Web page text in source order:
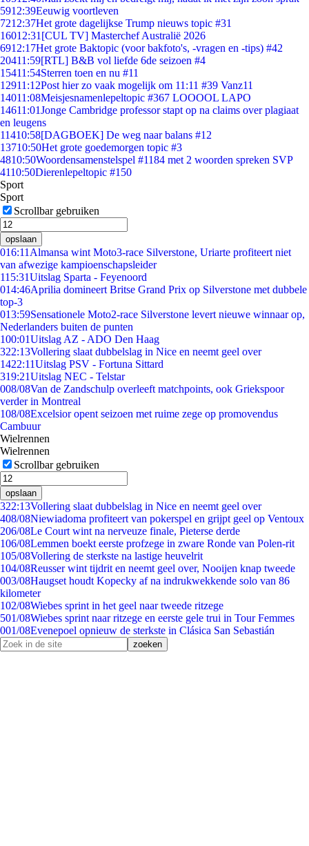
5912:39Eeuwig voortleven
7212:37Het grote dagelijkse Trump nieuws topic #31
16012:31 [CUL TV] Masterchef Australië 2026
6912:17Het grote Baktopic (voor bakfoto's, -vragen en -tips) #42
20411:59[RTL] B&B vol liefde 6de seizoen #4
15411:54Sterren toen en nu #11
12911:12Post hier zo vaak mogelijk om 11:11 #39 Vanz11
14011:08Meisjesnamenlepeltopic #367 LOOOOL LAPO
14611:01Jonge Cambridge professor stapt op na claims over plagiaat
en leugens
11410:58[DAGBOEK] De weg naar balans #12
13710:50Het grote goedemorgen topic #3
4810:50Woordensamenstelspel #1184 met 2 woorden spreken SVP
4110:50Dierenlepeltopic #150
Sport
Sport
Scrollbar gebruiken
opslaan
016:11 Almansa wint Moto3-race Silverstone, Uriarte profiteert niet
van afwezige kampioenschapsleider
115:31Uitslag Sparta - Feyenoord
014:46Aprilia domineert Britse Grand Prix op Silverstone met dubbele
top-3
013:59Sensationele Moto2-race Silverstone levert nieuwe winnaar op,
Nederlanders buiten de punten
100:01Uitslag AZ - ADO Den Haag
322:13Vollering slaat dubbelslag in Nice en neemt geel over
1422:11Uitslag PSV - Fortuna Sittard
319:21Uitslag NEC - Telstar
008/08Van de Zandschulp overleeft matchpoints, ook Griekspoor
verder in Montreal
108/08Excelsior opent seizoen met ruime zege op promovendus
Cambuur
Wielrennen
Wielrennen
Scrollbar gebruiken
opslaan
322:13Vollering slaat dubbelslag in Nice en neemt geel over
408/08Niewiadoma profiteert van pokerspel en grijpt geel op Ventoux
206/08Le Court wint na nerveuze finale, Pieterse derde
106/08Lemmen boekt eerste profzege in zware Ronde van Polen-rit
105/08Vollering de sterkste na lastige heuvelrit
104/08Reusser wint tijdrit en neemt geel over, Nooijen knap tweede
003/08Haugset houdt Kopecky af na indrukwekkende solo van 86
kilometer
102/08Wiebes sprint in het geel naar tweede ritzege
501/08Wiebes sprint naar ritzege en eerste gele trui in Tour Femmes
001/08Evenepoel opnieuw de sterkste in Clásica San Sebastián